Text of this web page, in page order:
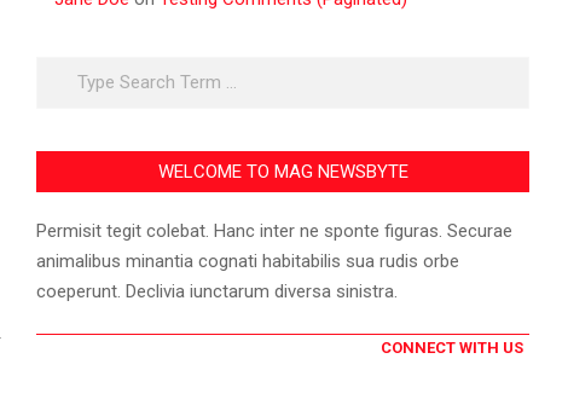
WELCOME TO MAG NEWSBYTE
Permisit tegit colebat. Hanc inter ne sponte figuras. Securae
animalibus minantia cognati habitabilis sua rudis orbe
coeperunt. Declivia iunctarum diversa sinistra.
CONNECT WITH US